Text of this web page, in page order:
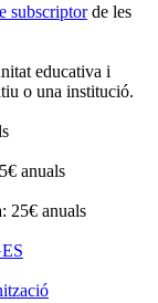
subscriptor de les
educativa i
o una institució.
anuals
25€ anuals